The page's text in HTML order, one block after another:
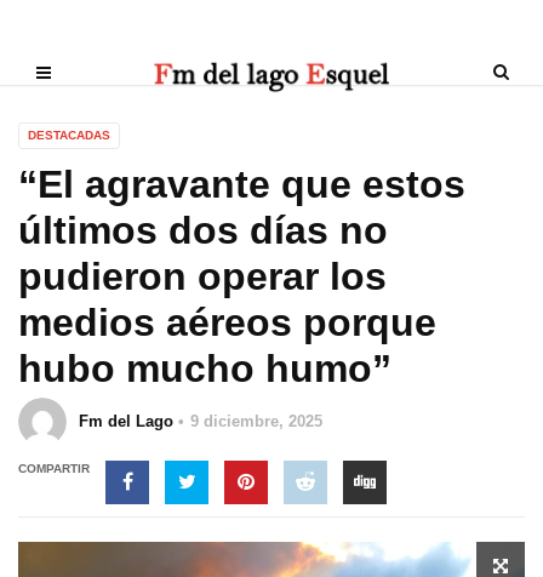
DESTACADAS
“El agravante que estos
últimos dos días no
pudieron operar los
medios aéreos porque
hubo mucho humo”
Fm del Lago 9 diciembre, 2025
COMPARTIR